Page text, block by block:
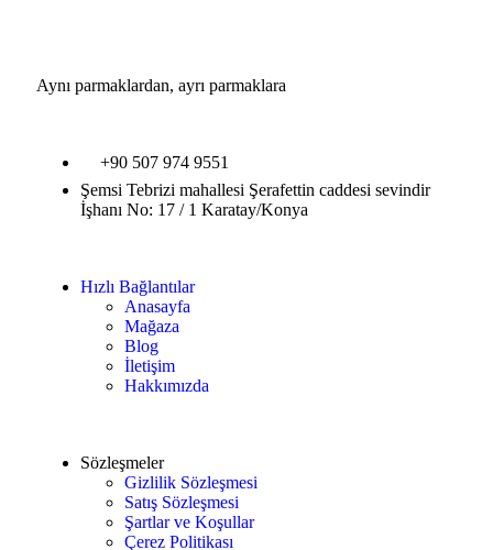
Aynı parmaklardan, ayrı parmaklara
+90 507 974 9551
Şemsi Tebrizi mahallesi Şerafettin caddesi sevindir
İşhanı No: 17 / 1 Karatay/Konya
Hızlı Bağlantılar
Anasayfa
Mağaza
Blog
İletişim
Hakkımızda
Sözleşmeler
Gizlilik Sözleşmesi
Satış Sözleşmesi
Şartlar ve Koşullar
Çerez Politikası